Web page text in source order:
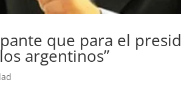
que para el
argentinos”